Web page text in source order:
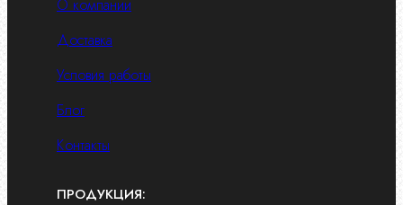
О компании
Доставка
Условия работы
Блог
Контакты
ПРОДУКЦИЯ: